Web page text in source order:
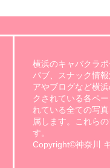
横浜のキャバクラ
パブ、スナック情
アやブログなど横
クされている各ペ
れている全ての写
属します。これら
す。
Copyright©神奈川